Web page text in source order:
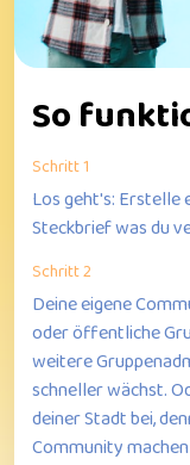
So
Schritt 1
Los geht's: Erstelle
Steckbrief was du
Schritt 2
Deine eigene
oder öffentliche
weitere
schneller wächst.
deiner Stadt bei,
Community